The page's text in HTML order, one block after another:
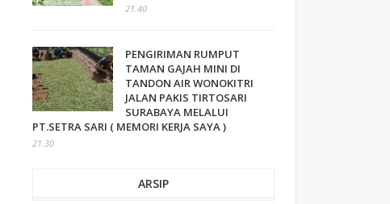
21.40
PENGIRIMAN RUMPUT
TAMAN GAJAH MINI DI
TANDON AIR WONOKITRI
JALAN PAKIS TIRTOSARI
SURABAYA MELALUI
PT.SETRA SARI ( MEMORI KERJA SAYA )
21.30
ARSIP